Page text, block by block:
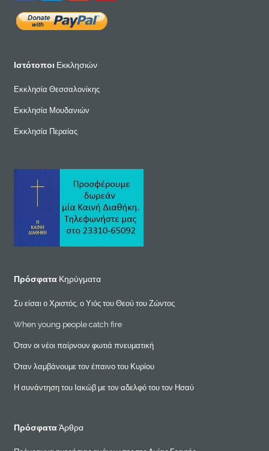
Ιστότοποι Εκκλησιών
Εκκλησία Θεσσαλονίκης
Εκκλησία Μουδανιών
Εκκλησία Περαίας
Πρόσφατα Κηρύγματα
Συ είσαι ο Χριστός, ο Υιός του Θεού του Ζώντος
When young people catch fire
Όταν οι νέοι παίρνουν φωτιά πνευματική
Όταν λαμβάνουμε τον έπαινο του Κυρίου
Η συνάντηση του Ιακώβ με τον αδελφό του τον Ησαύ
ΠρόσφαταΆρθρα